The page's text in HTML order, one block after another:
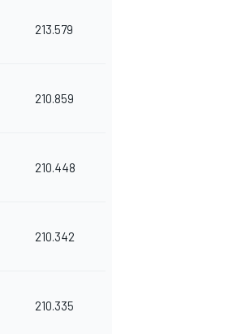
213.579
210.859
210.448
210.342
210.335